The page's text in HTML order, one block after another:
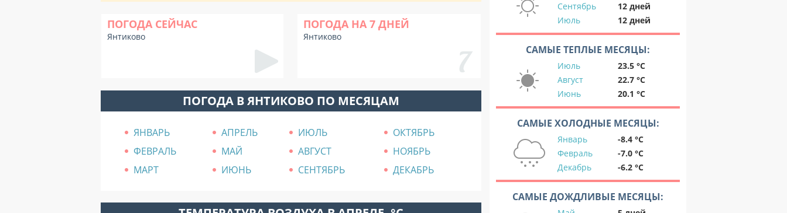
ПОГОДА СЕЙЧАС
Янтиково
ПОГОДА НА 7 ДНЕЙ
Янтиково
ПОГОДА В ЯНТИКОВО ПО МЕСЯЦАМ
ЯНВАРЬ АПРЕЛЬ ИЮЛЬ
ОКТЯБРЬ
ФЕВРАЛЬ
МАЙ АВГУСТ
НОЯБРЬ
МАРТ
ИЮНЬ СЕНТЯБРЬ ДЕКАБРЬ
Сентябрь
12 дней
Июль
12 дней
САМЫЕ ТЕПЛЫЕ МЕСЯЦЫ:
Июль
23.5 °C
Август
22.7 °C
Июнь
20.1 °C
САМЫЕ ХОЛОДНЫЕ МЕСЯЦЫ:
Январь
-8.4 °C
Февраль
-7.0 °C
Декабрь
-6.2 °C
САМЫЕ ДОЖДЛИВЫЕ МЕСЯЦЫ: